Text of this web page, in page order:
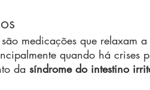
medicações que relaxam
quando há crises
da síndrome do intestino